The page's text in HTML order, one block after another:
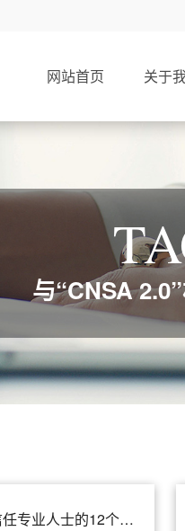
网站首页 关于
与“CNSA
后量子密码学：面向数字信任专业人士的12个月行动指南